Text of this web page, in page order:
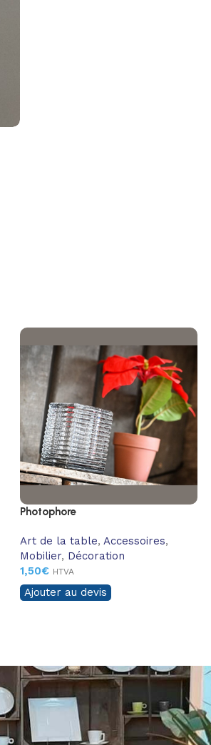
Photophore
Art de la table, Accessoires,
Mobilier, Décoration
1,50€ HTVA
Ajouter au devis